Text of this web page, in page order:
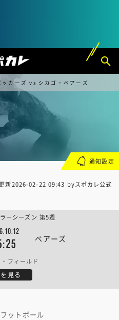
カーズ vs シカゴ・ベアーズ
新2026-02-22 09:43 byスポカレ公式
ベアーズ
シーズン 第5週
フィールド
見る
ットボール
通知設定